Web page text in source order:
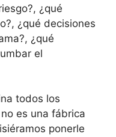
¿qué
¿qué decisiones
¿qué
el
todos los
es una fábrica
ponerle